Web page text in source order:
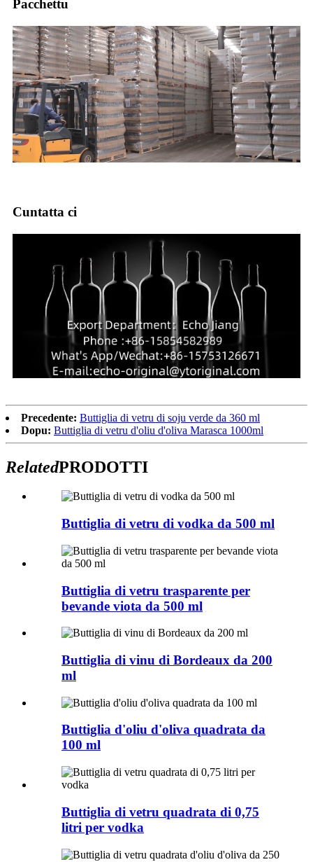
Pacchettu
Cuntatta ci
Precedente: Buttiglia di vetru di soju verde da 360 ml
Dopu: Buttiglia di vetru d'oliu d'oliva Marasca 1000ml
RelatedPRODOTTI
Buttiglia di vetru di vodka da 500 ml
Buttiglia di vetru trasparente per
bevande viota da 500 ml
Buttiglia di vinu di Bordeaux da 200
ml
Buttiglia d'oliu d'oliva quadrata da
100 ml
Buttiglia di vetru quadrata di 0,75
litri per vodka